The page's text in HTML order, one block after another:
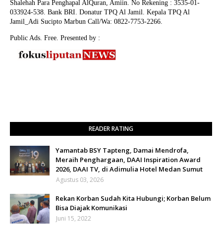
Shalehah Para Penghapal AlQuran, Amiin. No Rekening : 3535-01-
033924-538. Bank BRI. Donatur TPQ Al Jamil. Kepala TPQ Al
Jamil_Adi Sucipto Marbun Call/Wa: 0822-7753-2266.
Public Ads. Free. Presented by :
READER RATING
Yamantab BSY Tapteng, Damai Mendrofa,
Meraih Penghargaan, DAAI Inspiration Award
2026, DAAI TV, di Adimulia Hotel Medan Sumut
Agustus 03, 2026
Rekan Korban Sudah Kita Hubungi; Korban Belum
Bisa Diajak Komunikasi
Juni 15, 2022